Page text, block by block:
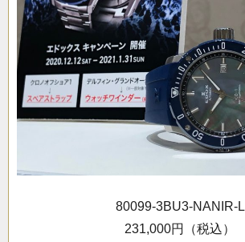
80099-3BU3-NANIR-L
231,000円（税込）